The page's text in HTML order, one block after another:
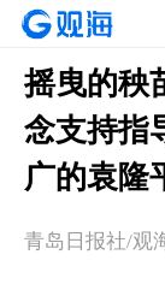
摇曳的秧
念支持指
广的袁隆
青岛日报社/观